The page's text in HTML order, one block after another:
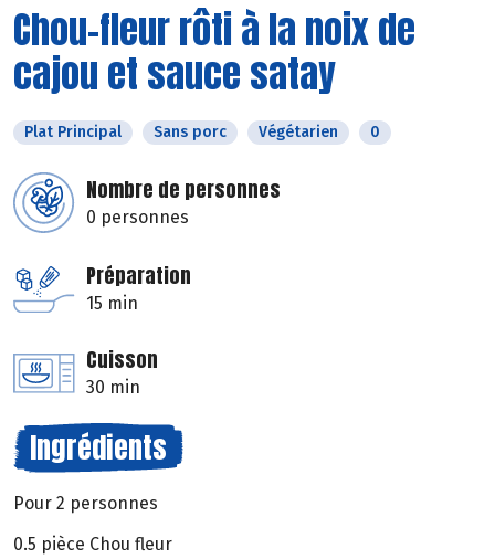
Chou-fleur rôti à la noix de
cajou et sauce satay
Plat Principal Sans porc Végétarien 0
Nombre de personnes
0 personnes
Préparation
15 min
Cuisson
30 min
Ingrédients
Pour 2 personnes
0.5 pièce Chou fleur